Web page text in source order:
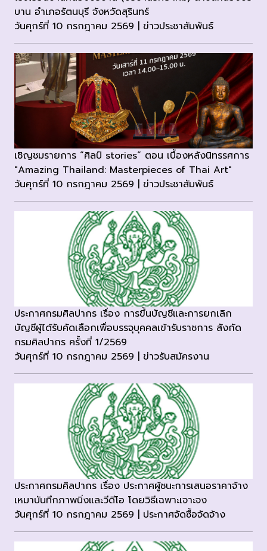
บาน อำเภอรัตนบุรี จังหวัดสุรินทร์
วันศุกร์ที่ 10 กรกฎาคม 2569 | ข่าวประชาสัมพันธ์
เชิญชมรายการ “ศิลป์ stories“ ตอน เบื้องหลังนิทรรศการ
"Amazing Thailand: Masterpieces of Thai Art"
วันศุกร์ที่ 10 กรกฎาคม 2569 | ข่าวประชาสัมพันธ์
ประกาศกรมศิลปากร เรื่อง การขึ้นบัญชีและการยกเลิก
บัญชีผู้ได้รับคัดเลือกเพื่อบรรจุบุคคลเข้ารับราชการ สังกัด
กรมศิลปากร ครั้งที่ 1/2569
วันศุกร์ที่ 10 กรกฎาคม 2569 | ข่าวรับสมัครงาน
ประกาศกรมศิลปากร เรื่อง ประกาศผู้ชนะการเสนอราคาจ้าง
เหมาบันทึกภาพนิ่งและวีดีโอ โดยวิธีเฉพาะเจาะจง
วันศุกร์ที่ 10 กรกฎาคม 2569 | ประกาศจัดซื้อจัดจ้าง